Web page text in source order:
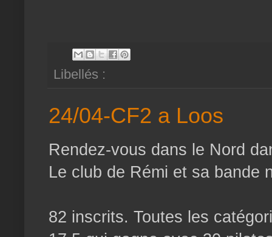
Libellés :
24/04-CF2 a Loos
Rendez-vous dans le Nord
Le club de Rémi et sa bande
82 inscrits. Toutes les